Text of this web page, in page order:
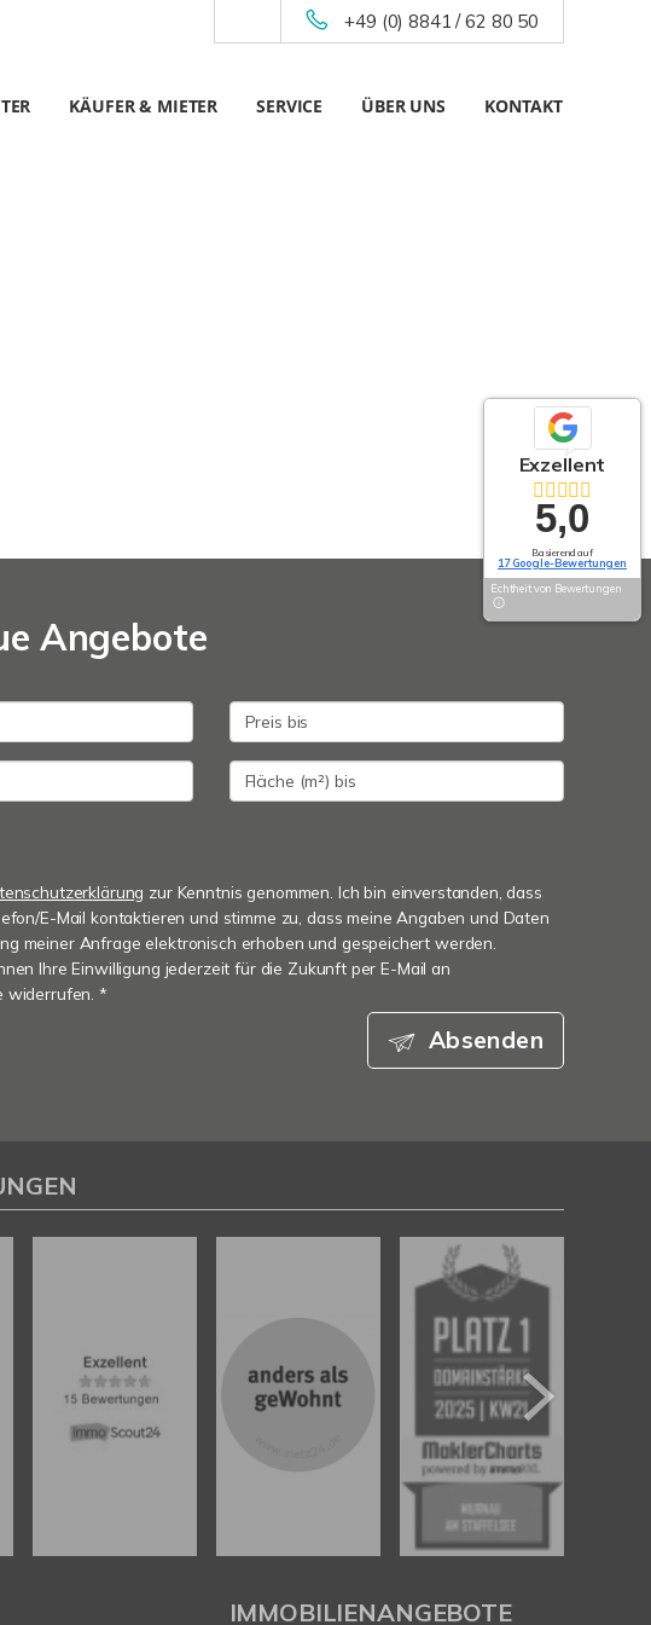
+49 (0) 8841 / 62 80 50
KÄUFER & MIETER SERVICE ÜBER UNS KONTAKT
Angebote
zur Kenntnis genommen. Ich bin einverstanden, dass
E-Mail kontaktieren und stimme zu, dass meine Angaben und Daten
meiner Anfrage elektronisch erhoben und gespeichert werden.
Ihre Einwilligung jederzeit für die Zukunft per E-Mail an
widerrufen. *
Absenden
Exzellent
5,0
Basierend auf
17 Google-Bewertungen
Echtheit von Bewertungen
IMMOBILIENANGEBOTE